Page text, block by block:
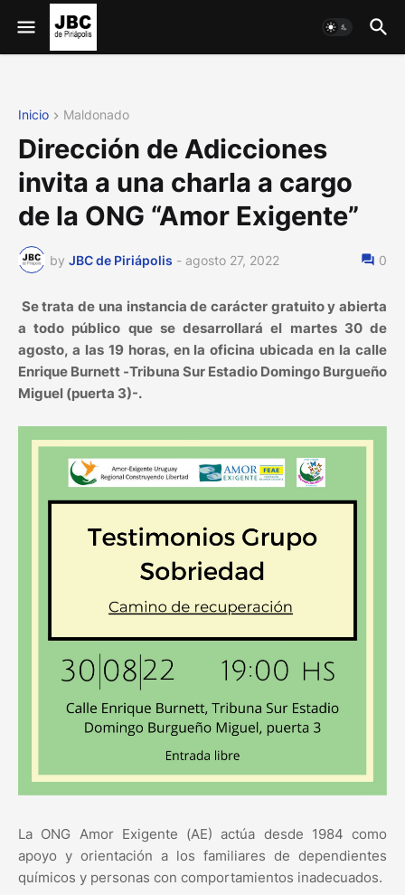
Inicio Maldonado
Dirección de Adicciones
invita a una charla a cargo
de la ONG “Amor Exigente”
by JBC de Piriápolis - agosto 27, 2022 0
Se trata de una instancia de carácter gratuito y abierta
a todo público que se desarrollará el martes 30 de
agosto, a las 19 horas, en la oficina ubicada en la calle
Enrique Burnett -Tribuna Sur Estadio Domingo Burgueño
Miguel (puerta 3)-.
La ONG Amor Exigente (AE) actúa desde 1984 como
apoyo y orientación a los familiares de dependientes
químicos y personas con comportamientos inadecuados.